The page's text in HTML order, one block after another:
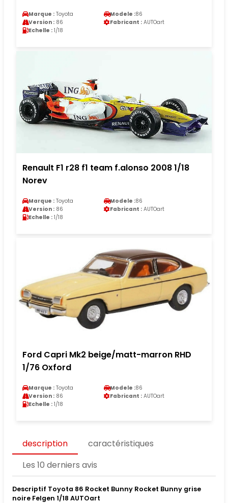
Marque : Toyota Modele :86
Version : 86 Fabricant : AUTOart
Echelle : 1/18
Renault F1 r28 f1 team f.alonso 2008 1/18
Norev
Marque : Toyota Modele :86
Version : 86 Fabricant : AUTOart
Echelle : 1/18
Ford Capri Mk2 beige/matt-marron RHD
1/76 Oxford
Marque : Toyota Modele :86
Version : 86 Fabricant : AUTOart
Echelle : 1/18
description
caractéristiques
Les 10 derniers avis
Descriptif Toyota 86 Rocket Bunny Rocket Bunny grise
noire Felgen 1/18 AUTOart